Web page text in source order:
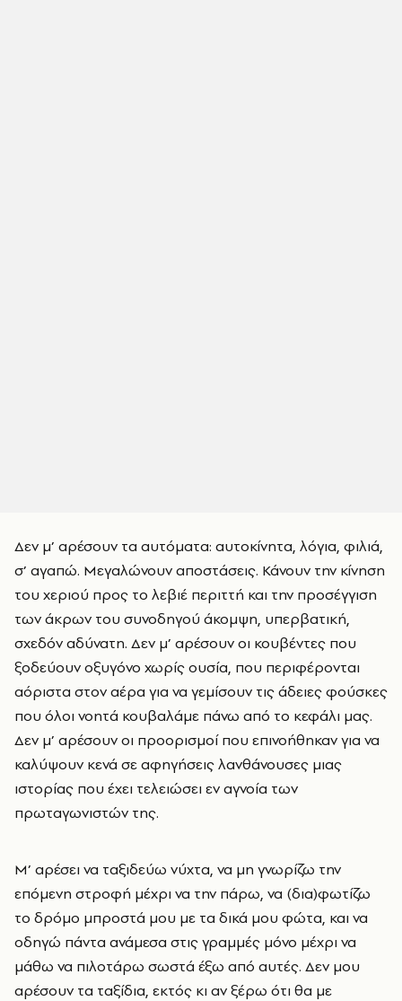
Δεν μ’ αρέσουν τα αυτόματα: αυτοκίνητα, λόγια, φιλιά,
σ’ αγαπώ. Μεγαλώνουν αποστάσεις. Κάνουν την κίνηση
του χεριού προς το λεβιέ περιττή και την προσέγγιση
των άκρων του συνοδηγού άκομψη, υπερβατική,
σχεδόν αδύνατη. Δεν μ’ αρέσουν οι κουβέντες που
ξοδεύουν οξυγόνο χωρίς ουσία, που περιφέρονται
αόριστα στον αέρα για να γεμίσουν τις άδειες φούσκες
που όλοι νοητά κουβαλάμε πάνω από το κεφάλι μας.
Δεν μ’ αρέσουν οι προορισμοί που επινοήθηκαν για να
καλύψουν κενά σε αφηγήσεις λανθάνουσες μιας
ιστορίας που έχει τελειώσει εν αγνοία των
πρωταγωνιστών της.
Μ’ αρέσει να ταξιδεύω νύχτα, να μη γνωρίζω την
επόμενη στροφή μέχρι να την πάρω, να (δια)φωτίζω
το δρόμο μπροστά μου με τα δικά μου φώτα, και να
οδηγώ πάντα ανάμεσα στις γραμμές μόνο μέχρι να
μάθω να πιλοτάρω σωστά έξω από αυτές. Δεν μου
αρέσουν τα ταξίδια, εκτός κι αν ξέρω ότι θα με